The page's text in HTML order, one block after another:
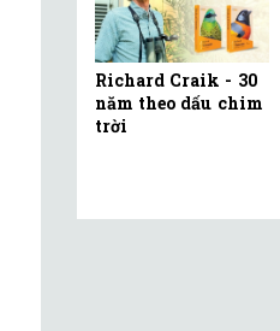
Richard Craik - 30
năm theo dấu chim
trời